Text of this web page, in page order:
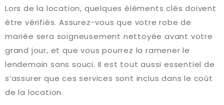
Lors de la location, quelques éléments clés doivent
être vérifiés. Assurez-vous que votre robe de
mariée sera soigneusement nettoyée avant votre
grand jour, et que vous pourrez la ramener le
lendemain sans souci. Il est tout aussi essentiel de
s’assurer que ces services sont inclus dans le coût
de la location.